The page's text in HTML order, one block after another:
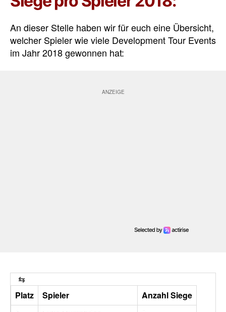
An dieser Stelle haben wir für euch eine Übersicht,
welcher Spieler wie viele Development Tour Events
im Jahr 2018 gewonnen hat:
Platz Spieler
Anzahl Siege